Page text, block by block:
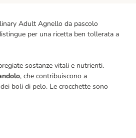
Adult Agnello da pascolo
per una ricetta ben tollerata a
sostanze vitali e nutrienti.
, che contribuiscono a
boli di pelo. Le crocchette sono